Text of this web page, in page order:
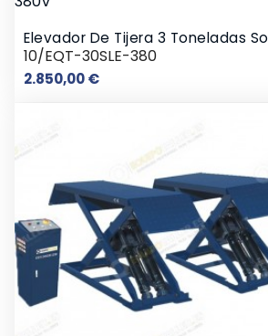
Elevador De Tijera 3 Toneladas
10/EQT-30SLE-380
2.850,00 €Precio